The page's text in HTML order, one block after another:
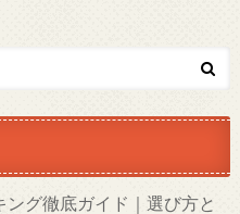
グ徹底ガイド｜選び方と